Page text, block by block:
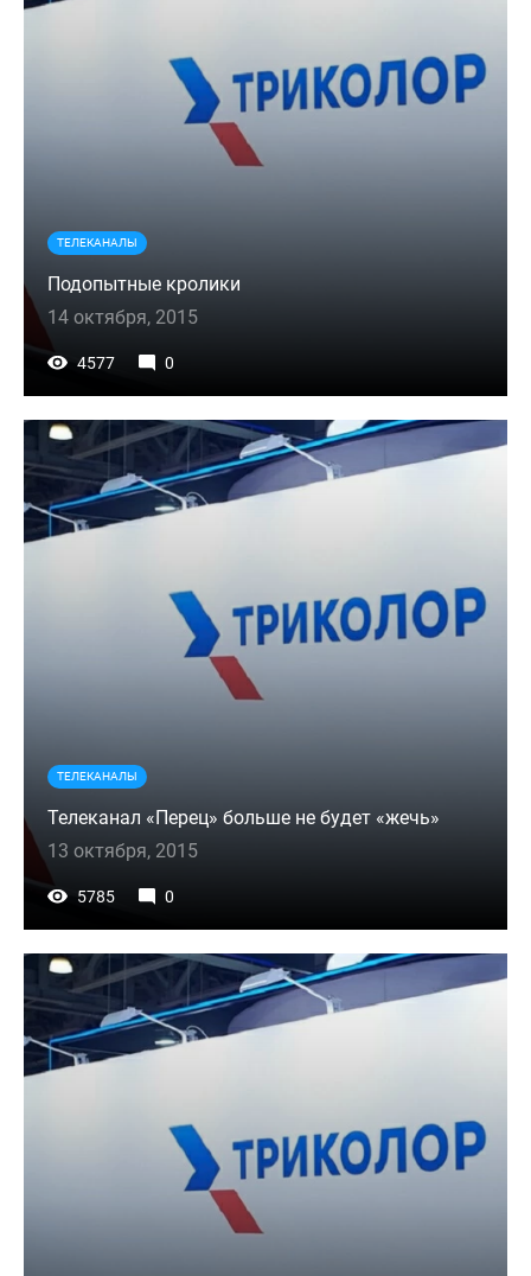
ТЕЛЕКАНАЛЫ
Подопытные кролики
14 октября, 2015
4577 0
ТЕЛЕКАНАЛЫ
Телеканал «Перец» больше не будет «жечь»
13 октября, 2015
5785 0